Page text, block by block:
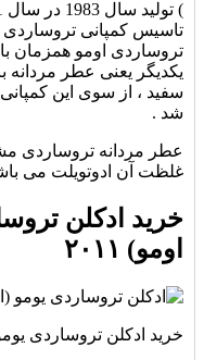
تاسیس کمپانی تروساردی
تروساردی اومو همزمان
یکدیگر یعنی عطر مردانه
سفید ، از سوی این کمپانی
شد .
غلظت آن ادوتویلت می
خرید ادکلن
اومو) ۲۰۱۱
خرید ادکلن تروساردی